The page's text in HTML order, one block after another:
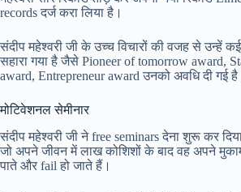
records दर्ज करा लिया है।
संदीप महेश्वरी जी के उच्च विचारों की वजह से उन्हें
सहारा गया है जैसे Pioneer of tomorrow award,
award, Entrepreneur award उनको अवधि दी गई
मोटिवेशनल सेमीनार
संदीप महेश्वरी जी ने free seminars देना शुरू कर
जो अपने जीवन में लाख कोशिशों के बाद वह अपने
पाते और fail हो जाते हैं।